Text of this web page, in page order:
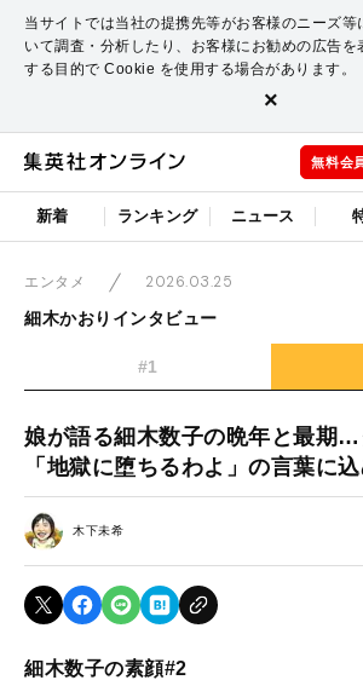
当サイトでは当社の提携先等がお客様のニーズ等
いて調査・分析したり、お客様にお勧めの広告を
する目的で Cookie を使用する場合があります。
×
無料会
新着 ランキング ニュース
エンタメ
2026.03.25
細木かおりインタビュー
#1
娘が語る細木数子の晩年と最期…
「地獄に堕ちるわよ」の言葉に
木下未希
細木数子の素顔#2